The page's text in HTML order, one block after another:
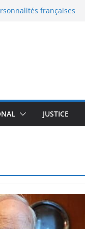
françaises
la nouvelle bataille de
l’enceinte active qui
de 100 000 $
JUSTICE